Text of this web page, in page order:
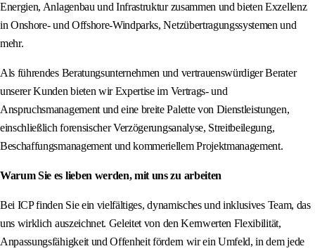
Energien, Anlagenbau und Infrastruktur zusammen und bieten Exzellenz
in Onshore- und Offshore-Windparks, Netzübertragungssystemen und
mehr.
Als führendes Beratungsunternehmen und vertrauenswürdiger Berater
unserer Kunden bieten wir Expertise im Vertrags- und
Anspruchsmanagement und eine breite Palette von Dienstleistungen,
einschließlich forensischer Verzögerungsanalyse, Streitbeilegung,
Beschaffungsmanagement und kommeriellem Projektmanagement.
Warum Sie es lieben werden, mit uns zu arbeiten
Bei ICP finden Sie ein vielfältiges, dynamisches und inklusives Team, das
uns wirklich auszeichnet. Geleitet von den Kernwerten Flexibilität,
Anpassungsfähigkeit und Offenheit fördern wir ein Umfeld, in dem jede